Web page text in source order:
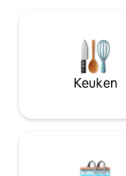
volledig
van 46 vierkante
met één slaapkamer. Er is een
en hout voor een
blijven.
Keuken